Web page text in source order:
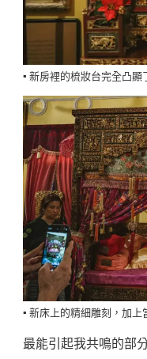
▪️ 新房裡的梳妝台完全凸顯
▪️ 新床上的精細雕刻，加上
最能引起我共鳴的部